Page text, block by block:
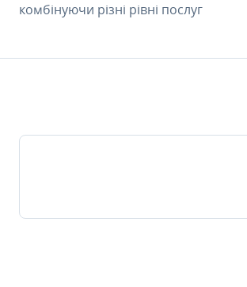
комбінуючи різні рівні послуг